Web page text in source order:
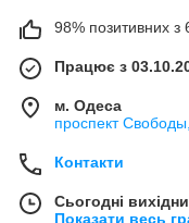
98% позитивних з
Працює з
м. Одеса
проспект
Контакти
Сьогодні
Показати весь